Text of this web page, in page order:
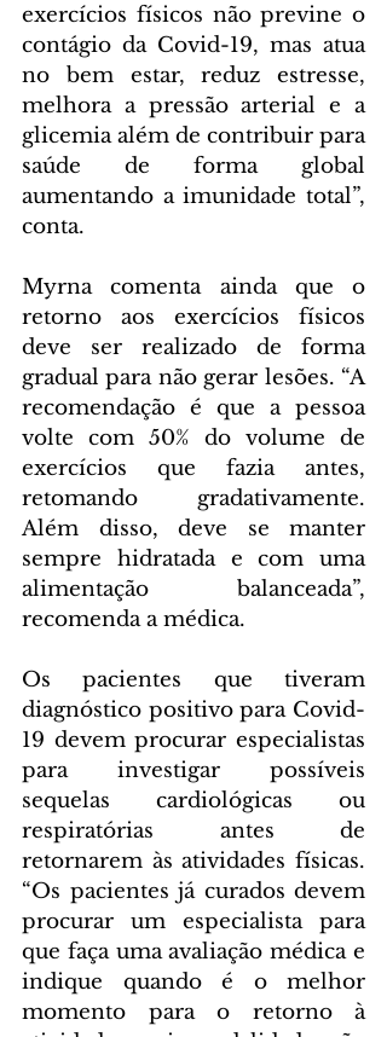
exercícios físicos não previne o
contágio da Covid-19, mas atua
no bem estar, reduz estresse,
melhora a pressão arterial e a
glicemia além de contribuir para
saúde de forma global
aumentando a imunidade total”,
conta.
Myrna comenta ainda que o
retorno aos exercícios físicos
deve ser realizado de forma
gradual para não gerar lesões. “A
recomendação é que a pessoa
volte com 50% do volume de
exercícios que fazia antes,
retomando gradativamente.
Além disso, deve se manter
sempre hidratada e com uma
alimentação balanceada”,
recomenda a médica.
Os pacientes que tiveram
diagnóstico positivo para Covid-
19 devem procurar especialistas
para investigar possíveis
sequelas cardiológicas ou
respiratórias antes de
retornarem às atividades físicas.
“Os pacientes já curados devem
procurar um especialista para
que faça uma avaliação médica e
indique quando é o melhor
momento para o retorno à